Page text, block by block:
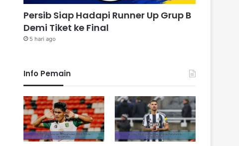
Persib Siap Hadapi Runner Up Grup B
Demi Tiket ke Final
5 hari ago
Info Pemain